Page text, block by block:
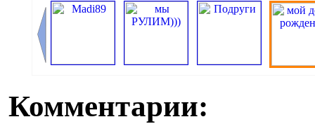
Комментарии: